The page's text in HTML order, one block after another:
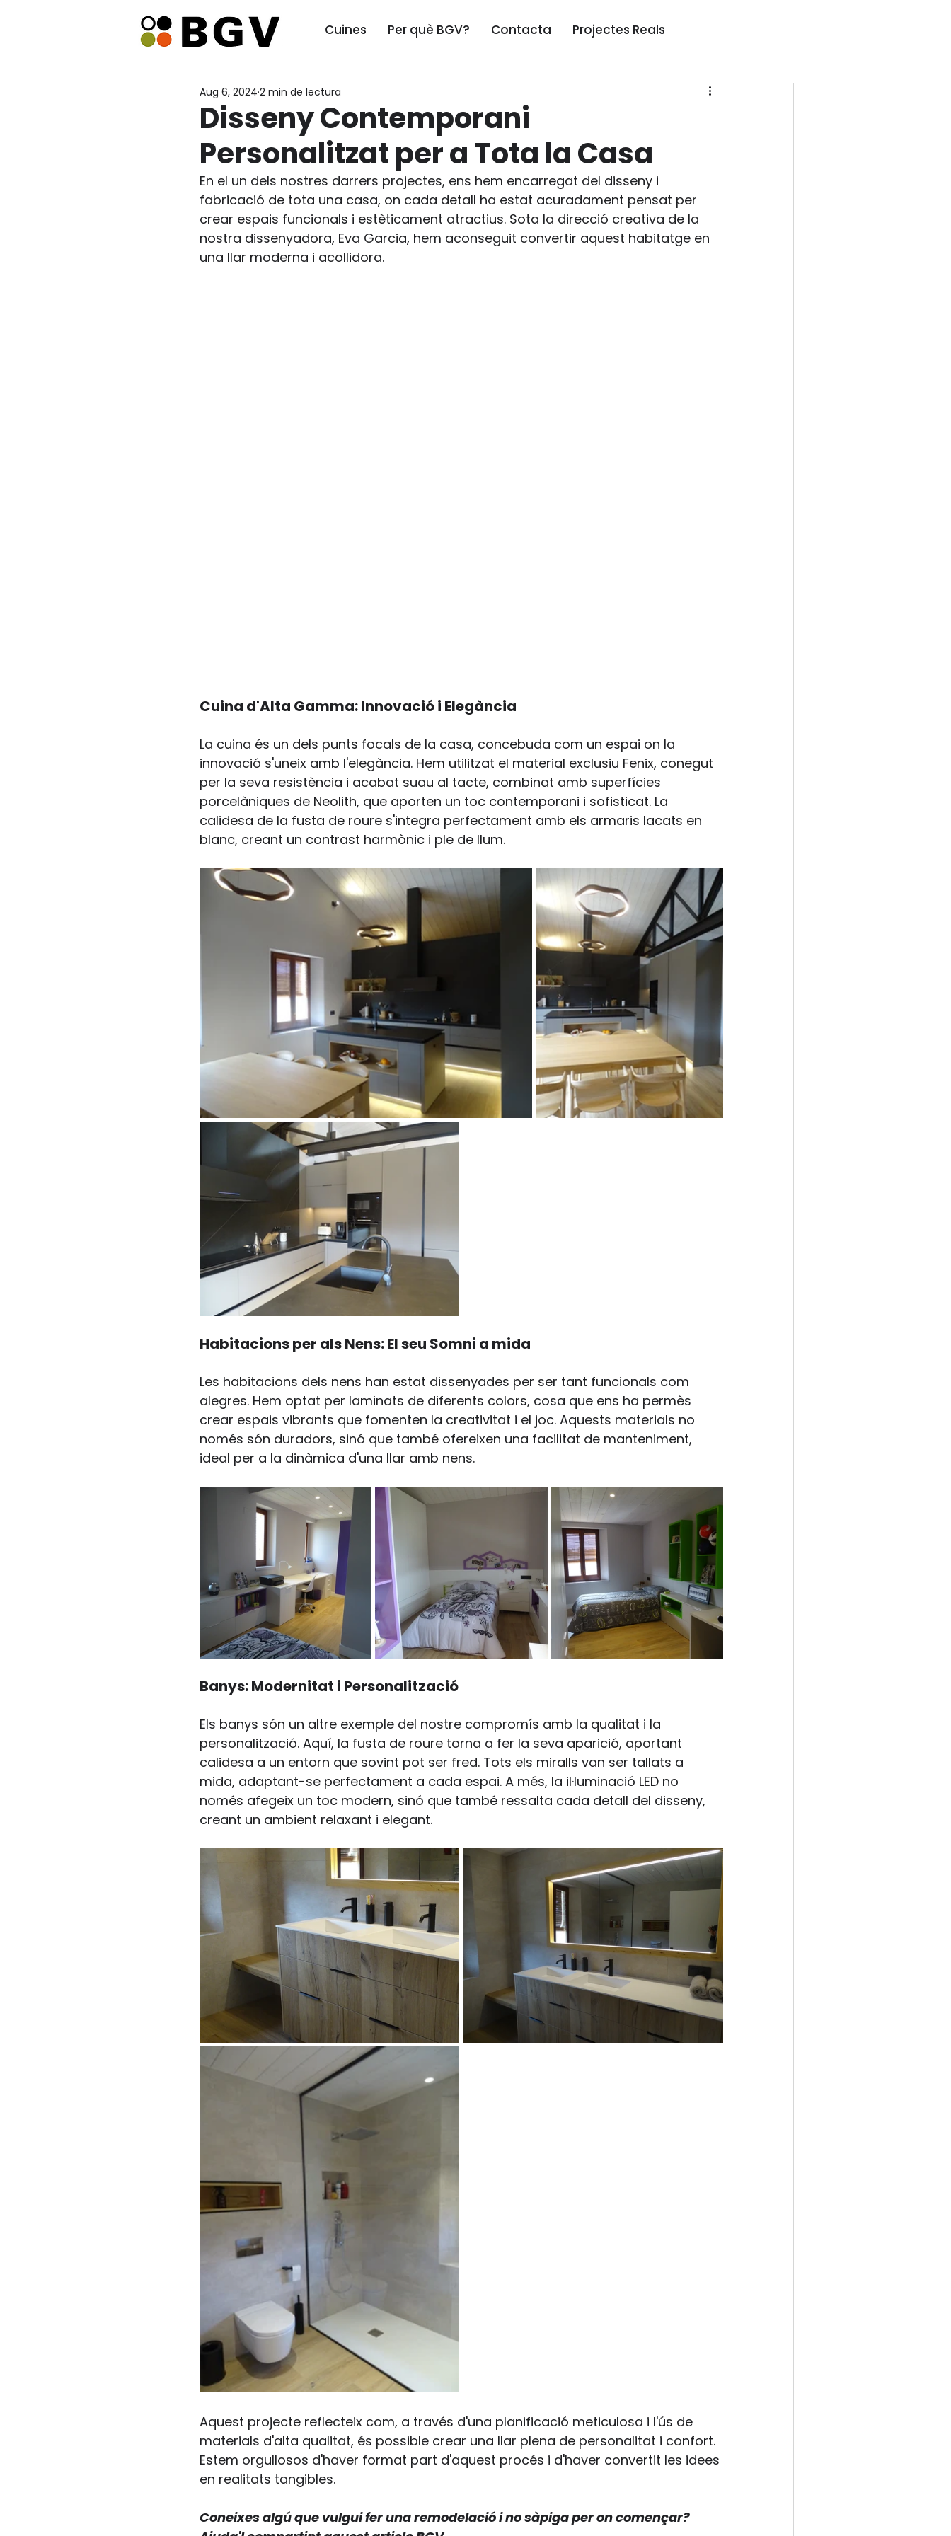
Cuines Per què BGV? Contacta Projectes Reals
Disseny Contemporani
Personalitzat per a Tota la Casa
Aug 6, 2024 2 min de lectura
En el un dels nostres darrers projectes, ens hem encarregat del disseny i
fabricació de tota una casa, on cada detall ha estat acuradament pensat per
crear espais funcionals i estèticament atractius. Sota la direcció creativa de la
nostra dissenyadora, Eva Garcia, hem aconseguit convertir aquest habitatge en
una llar moderna i acollidora.
Cuina d'Alta Gamma: Innovació i Elegància
La cuina és un dels punts focals de la casa, concebuda com un espai on la
innovació s'uneix amb l'elegància. Hem utilitzat el material exclusiu Fenix, conegut
per la seva resistència i acabat suau al tacte, combinat amb superfícies
porcelàniques de Neolith, que aporten un toc contemporani i sofisticat. La
calidesa de la fusta de roure s'integra perfectament amb els armaris lacats en
blanc, creant un contrast harmònic i ple de llum.
Habitacions per als Nens: El seu Somni a mida
Les habitacions dels nens han estat dissenyades per ser tant funcionals com
alegres. Hem optat per laminats de diferents colors, cosa que ens ha permès
crear espais vibrants que fomenten la creativitat i el joc. Aquests materials no
només són duradors, sinó que també ofereixen una facilitat de manteniment,
ideal per a la dinàmica d'una llar amb nens.
Banys: Modernitat i Personalització
Els banys són un altre exemple del nostre compromís amb la qualitat i la
personalització. Aquí, la fusta de roure torna a fer la seva aparició, aportant
calidesa a un entorn que sovint pot ser fred. Tots els miralls van ser tallats a
mida, adaptant-se perfectament a cada espai. A més, la il·luminació LED no
només afegeix un toc modern, sinó que també ressalta cada detall del disseny,
creant un ambient relaxant i elegant.
Aquest projecte reflecteix com, a través d'una planificació meticulosa i l'ús de
materials d'alta qualitat, és possible crear una llar plena de personalitat i confort.
Estem orgullosos d'haver format part d'aquest procés i d'haver convertit les idees
en realitats tangibles.
Coneixes algú que vulgui fer una remodelació i no sàpiga per on començar?